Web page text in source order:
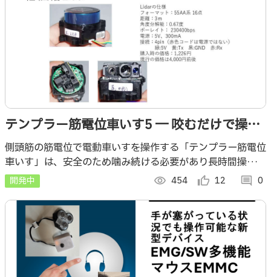
テンプラー筋電位車いす5 ― 咬むだけで操作
できる電動車いすと、オート走行＋LiDAR安
全制御 ―
側頭筋の筋電位で電動車いすを操作する「テンプラー筋電位
車いす」は、安全のため噛み続ける必要があり長時間操作が
課題でした。本作では入力保持と安全停止を導入し、負担を
減らしながら安全な操作を実現します。
開発中 visibility 454 thumb_up_alt 12 comment 0